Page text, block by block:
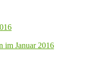
im Januar 2016